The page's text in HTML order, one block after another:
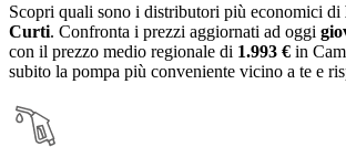
Scopri quali sono i distributori più economici di
Curti. Confronta i prezzi aggiornati ad oggi
con il prezzo medio regionale di 1.993 € in
subito la pompa più conveniente vicino a te e